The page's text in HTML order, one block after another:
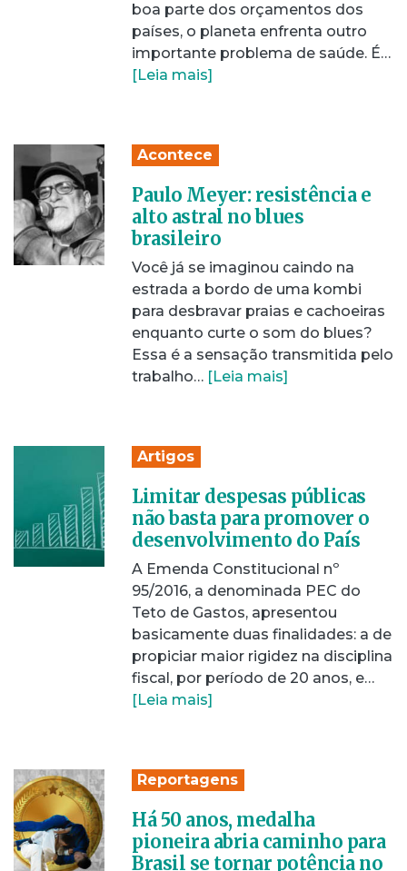
boa parte dos orçamentos dos
países, o planeta enfrenta outro
importante problema de saúde. É…
[Leia mais]
Acontece
Paulo Meyer: resistência e
alto astral no blues
brasileiro
Você já se imaginou caindo na
estrada a bordo de uma kombi
para desbravar praias e cachoeiras
enquanto curte o som do blues?
Essa é a sensação transmitida pelo
trabalho… [Leia mais]
Artigos
Limitar despesas públicas
não basta para promover o
desenvolvimento do País
A Emenda Constitucional nº
95/2016, a denominada PEC do
Teto de Gastos, apresentou
basicamente duas finalidades: a de
propiciar maior rigidez na disciplina
fiscal, por período de 20 anos, e…
[Leia mais]
Reportagens
Há 50 anos, medalha
pioneira abria caminho para
Brasil se tornar potência no